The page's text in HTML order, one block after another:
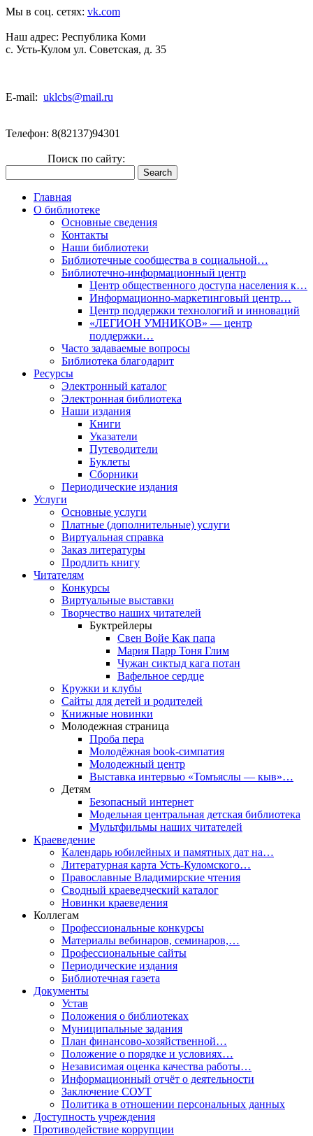
Мы в соц. сетях: vk.com
Наш адрес: Республика Коми
с. Усть-Кулом ул. Советская, д. 35
E-mail: uklcbs@mail.ru
Телефон: 8(82137)94301
Поиск по сайту:
Главная
О библиотеке
Основные сведения
Контакты
Наши библиотеки
Библиотечные сообщества в социальной…
Библиотечно-информационный центр
Центр общественного доступа населения к…
Информационно-маркетинговый центр…
Центр поддержки технологий и инноваций
«ЛЕГИОН УМНИКОВ» — центр
поддержки…
Часто задаваемые вопросы
Библиотека благодарит
Ресурсы
Электронный каталог
Электронная библиотека
Наши издания
Книги
Указатели
Путеводители
Буклеты
Сборники
Периодические издания
Услуги
Основные услуги
Платные (дополнительные) услуги
Виртуальная справка
Заказ литературы
Продлить книгу
Читателям
Конкурсы
Виртуальные выставки
Творчество наших читателей
Буктрейлеры
Свен Войе Как папа
Мария Парр Тоня Глим
Чужан сиктыд кага потан
Вафельное сердце
Кружки и клубы
Сайты для детей и родителей
Книжные новинки
Молодежная страница
Проба пера
Молодёжная book-симпатия
Молодежный центр
Выставка интервью «Томъяслы — кыв»…
Детям
Безопасный интернет
Модельная центральная детская библиотека
Мультфильмы наших читателей
Краеведение
Календарь юбилейных и памятных дат на…
Литературная карта Усть-Куломского…
Православные Владимирские чтения
Сводный краеведческий каталог
Новинки краеведения
Коллегам
Профессиональные конкурсы
Материалы вебинаров, семинаров,…
Профессиональные сайты
Периодические издания
Библиотечная газета
Документы
Устав
Положения о библиотеках
Муниципальные задания
План финансово-хозяйственной…
Положение о порядке и условиях…
Независимая оценка качества работы…
Информационный отчёт о деятельности
Заключение СОУТ
Политика в отношении персональных данных
Доступность учреждения
Противодействие коррупции